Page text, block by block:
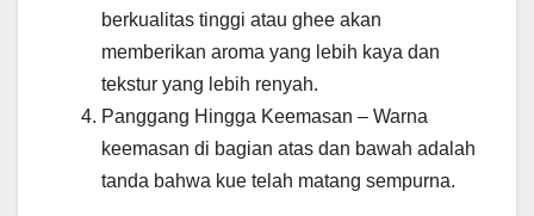
berkualitas tinggi atau ghee akan
memberikan aroma yang lebih kaya dan
tekstur yang lebih renyah.
Panggang Hingga Keemasan – Warna
keemasan di bagian atas dan bawah adalah
tanda bahwa kue telah matang sempurna.